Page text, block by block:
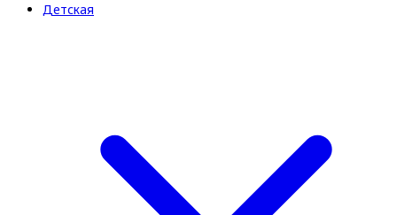
Детская